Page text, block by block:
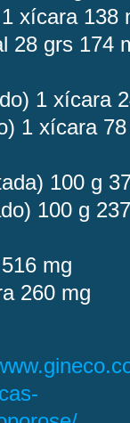
1 xícara 138
28 grs 174
1 xícara
1 xícara
100 g
100 g
516 mg
260 mg